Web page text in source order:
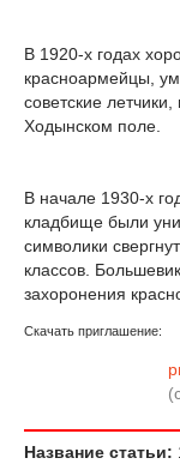
В 1920-х годах
красноармейцы,
советские
Ходынском поле.
В начале 1930-х
кладбище были
символики
классов.
захоронения
Скачать приглашение:
Название статьи: